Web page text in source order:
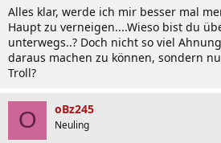
Alles klar, werde ich mir besser mal
Haupt zu verneigen....Wieso bist du
unterwegs..? Doch nicht so viel
daraus machen zu können, sondern
Troll?
O oBz245
Neuling